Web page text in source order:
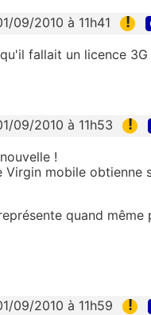
09/2010 à 11h41 !
fallait un licence
09/2010 à 11h53 !
!
Virgin mobile obtienne
quand
09/2010 à 11h59 !